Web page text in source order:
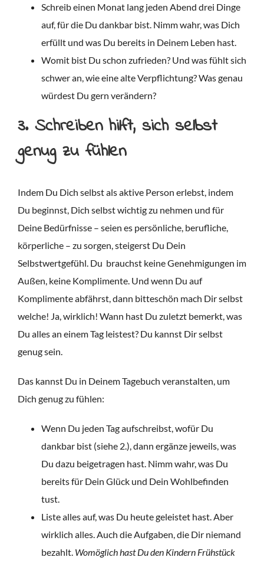
Schreib einen Monat lang jeden Abend drei Dinge
auf, für die Du dankbar bist. Nimm wahr, was Dich
erfüllt und was Du bereits in Deinem Leben hast.
Womit bist Du schon zufrieden? Und was fühlt sich
schwer an, wie eine alte Verpflichtung? Was genau
würdest Du gern verändern?
3. Schreiben hilft, sich selbst
genug zu fühlen
Indem Du Dich selbst als aktive Person erlebst, indem
Du beginnst, Dich selbst wichtig zu nehmen und für
Deine Bedürfnisse – seien es persönliche, berufliche,
körperliche – zu sorgen, steigerst Du Dein
Selbstwertgefühl. Du brauchst keine Genehmigungen im
Außen, keine Komplimente. Und wenn Du auf
Komplimente abfährst, dann bitteschön mach Dir selbst
welche! Ja, wirklich! Wann hast Du zuletzt bemerkt, was
Du alles an einem Tag leistest? Du kannst Dir selbst
genug sein.
Das kannst Du in Deinem Tagebuch veranstalten, um
Dich genug zu fühlen:
Wenn Du jeden Tag aufschreibst, wofür Du
dankbar bist (siehe 2.), dann ergänze jeweils, was
Du dazu beigetragen hast. Nimm wahr, was Du
bereits für Dein Glück und Dein Wohlbefinden
tust.
Liste alles auf, was Du heute geleistet hast. Aber
wirklich alles. Auch die Aufgaben, die Dir niemand
bezahlt. Womöglich hast Du den Kindern Frühstück